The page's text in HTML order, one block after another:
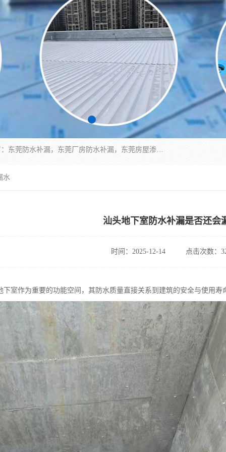
东莞市华展防水补漏装饰工程有限公司主要服务有：东莞防水补漏，东莞厂房防水补漏，东莞房屋渗漏水维修，楼面漏水维修，裂缝补漏，伸缩缝补漏，卫生间防水改造，厕所漏水补漏，外墙窗台补漏，电梯井堵漏，地下车库防水引水工程等
水
汕头地下室防水补漏是否还会
时间：2025-12-14 点击次数：
下室作为重要的功能空间，其防水质量直接关系到建筑的安全与使用寿